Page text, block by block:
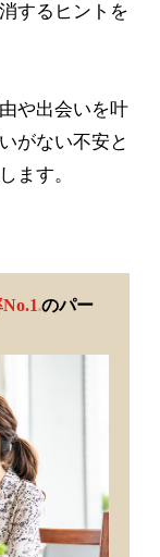
するヒントを
や出会いを叶
がない不安と
ます。
※のパー